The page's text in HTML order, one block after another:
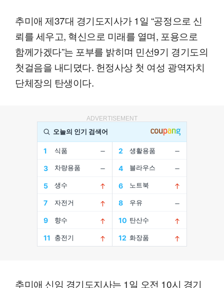
추미애 제37대 경기도지사가 1일 “공정으로 신
뢰를 세우고, 혁신으로 미래를 열며, 포용으로
함께가겠다”는 포부를 밝히며 민선9기 경기도의
첫걸음을 내디뎠다. 헌정사상 첫 여성 광역자치
단체장의 탄생이다.
ADVERTISEMENT
추미애 신임 경기도지사는 1일 오전 10시 경기